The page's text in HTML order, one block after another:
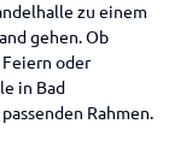
zu einem
gehen. Ob
oder
in Bad
Rahmen.